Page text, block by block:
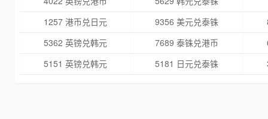
1257 港币兑日元
9356 美元兑泰铢
5362 英镑兑韩元
7689 泰铢兑港币
5151 英镑兑韩元
5181 日元兑泰铢